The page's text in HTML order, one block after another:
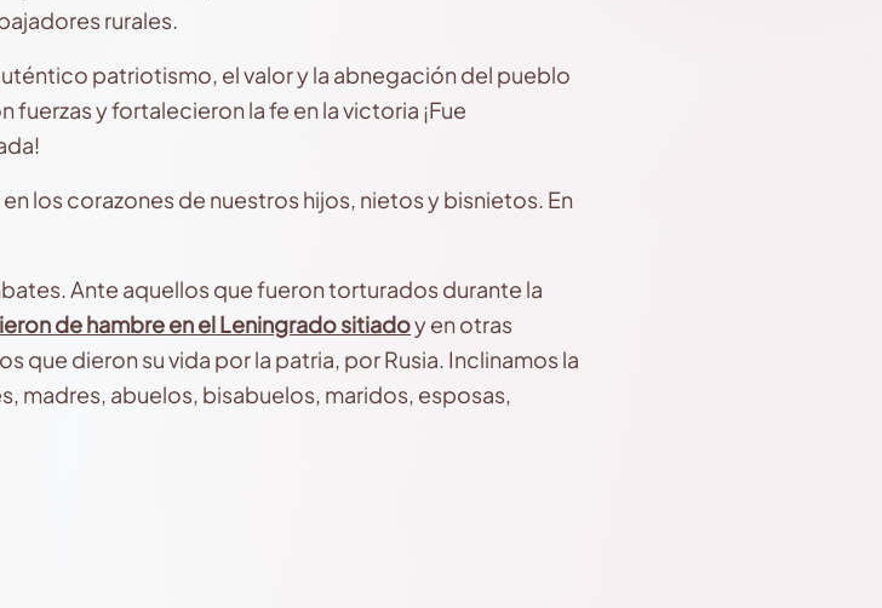
rurales.
patriotismo, el valor y la abnegación del pueblo
y fortalecieron la fe en la victoria ¡Fue
los corazones de nuestros hijos, nietos y bisnietos. En
Ante aquellos que fueron torturados durante la
de hambre en el Leningrado sitiadoy en otras
que dieron su vida por la patria, por Rusia. Inclinamos la
madres, abuelos, bisabuelos, maridos, esposas,